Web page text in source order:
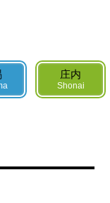
ア
語
庄内
Shonai